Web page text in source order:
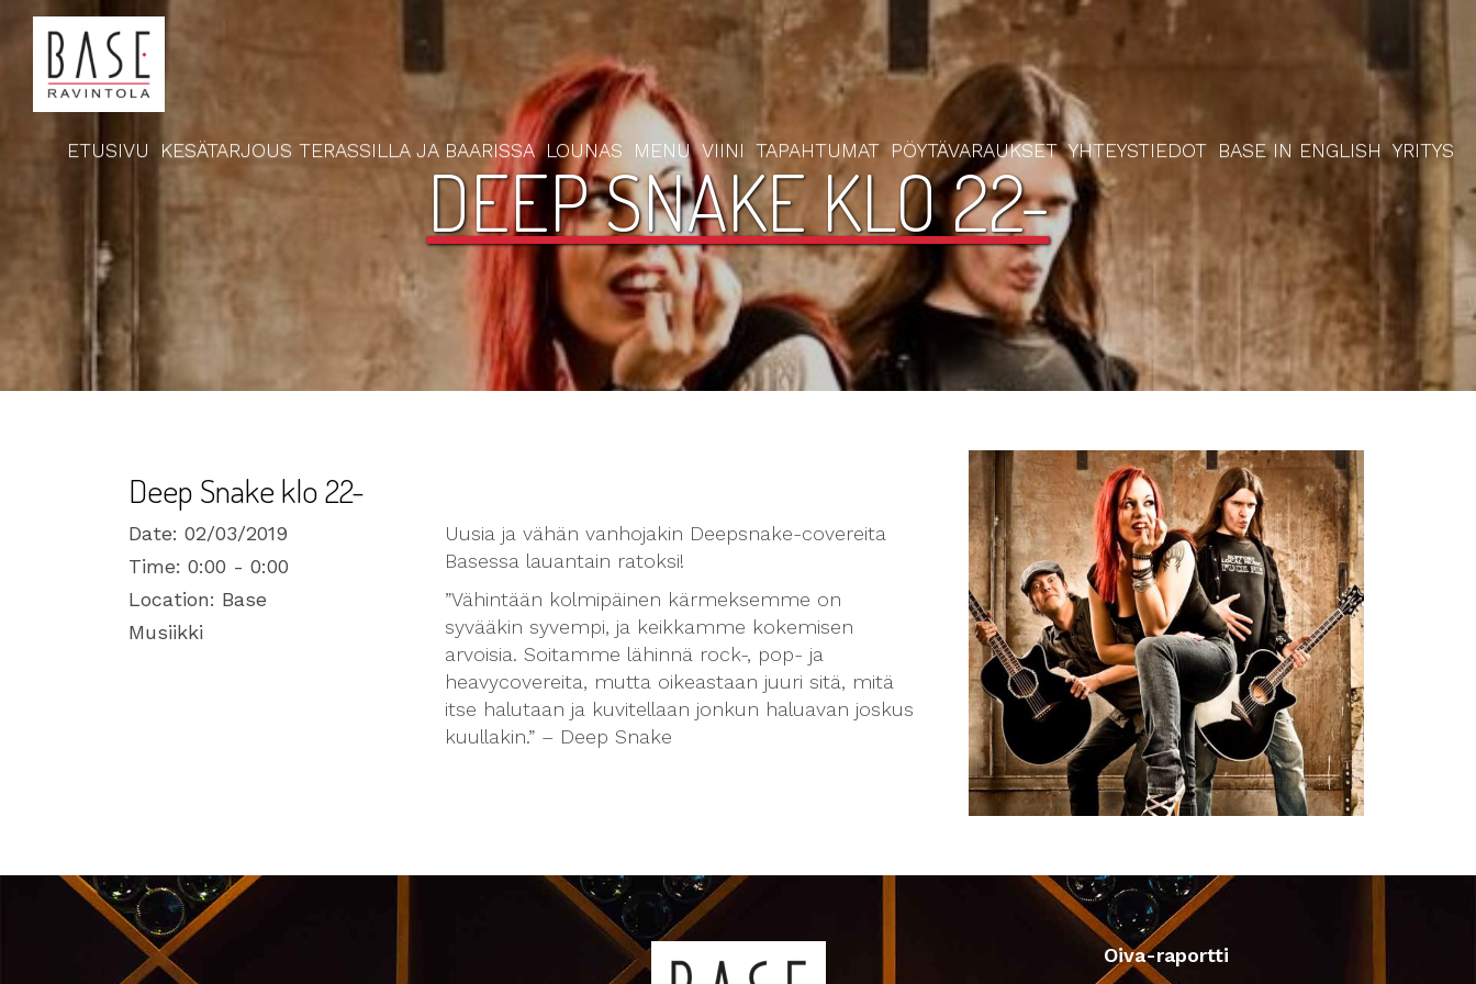
ETUSIVU KESÄTARJOUS TERASSILLA JA BAARISSA LOUNAS MENU VIINI TAPAHTUMAT PÖYTÄVARAUKSET YHTEYSTIEDOT BASE IN ENGLISH YRITYS
DEEP SNAKE KLO 22-
Deep Snake klo 22-
Date: 02/03/2019
Time: 0:00 - 0:00
Location: Base
Musiikki
Uusia ja vähän vanhojakin Deepsnake-covereita
Basessa lauantain ratoksi!
”Vähintään kolmipäinen kärmeksemme on
syvääkin syvempi, ja keikkamme kokemisen
arvoisia. Soitamme lähinnä rock-, pop- ja
heavycovereita, mutta oikeastaan juuri sitä, mitä
itse halutaan ja kuvitellaan jonkun haluavan joskus
kuullakin.” – Deep Snake
Oiva-raportti